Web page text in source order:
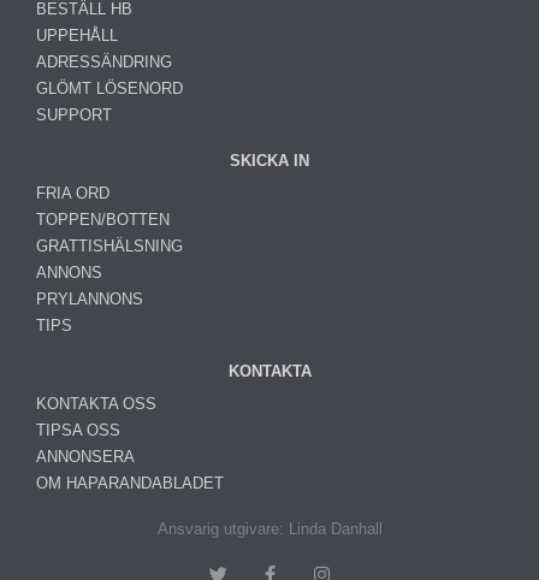
BESTÄLL HB
UPPEHÅLL
ADRESSÄNDRING
GLÖMT LÖSENORD
SUPPORT
SKICKA IN
FRIA ORD
TOPPEN/BOTTEN
GRATTISHÄLSNING
ANNONS
PRYLANNONS
TIPS
KONTAKTA
KONTAKTA OSS
TIPSA OSS
ANNONSERA
OM HAPARANDABLADET
Ansvarig utgivare: Linda Danhall